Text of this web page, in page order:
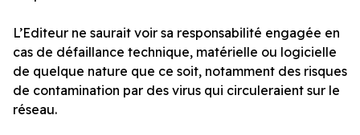
L’Editeur ne saurait voir sa responsabilité engagée en
cas de défaillance technique, matérielle ou logicielle
de quelque nature que ce soit, notamment des risques
de contamination par des virus qui circuleraient sur le
réseau.